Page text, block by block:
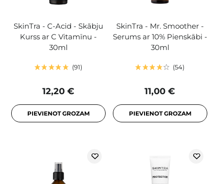
SkinTra - C-Acid - Skābju
Kurss ar C Vitamīnu -
30ml
91
12,20 €
PIEVIENOT GROZAM
SkinTra - Mr. Smoother -
Serums ar 10% Pienskābi -
30ml
54
11,00 €
PIEVIENOT GROZAM